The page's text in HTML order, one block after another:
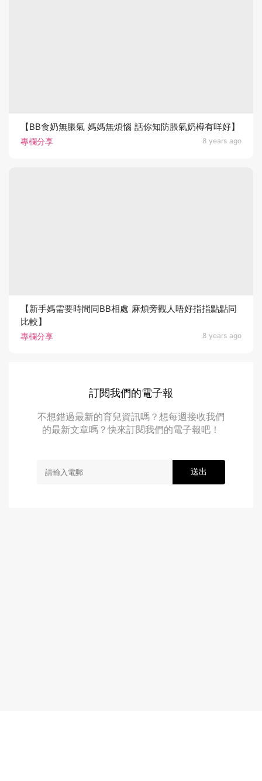
專欄分享 8 years ago
【BB食奶無脹氣 媽媽無煩惱 話你知防脹氣奶樽有咩好】
專欄分享 8 years ago
【新手媽需要時間同BB相處 麻煩旁觀人唔好指指點點同
比較】
訂閱我們的電子報
不想錯過最新的育兒資訊嗎？想每週接收我們
的最新文章嗎？快來訂閱我們的電子報吧！
送出